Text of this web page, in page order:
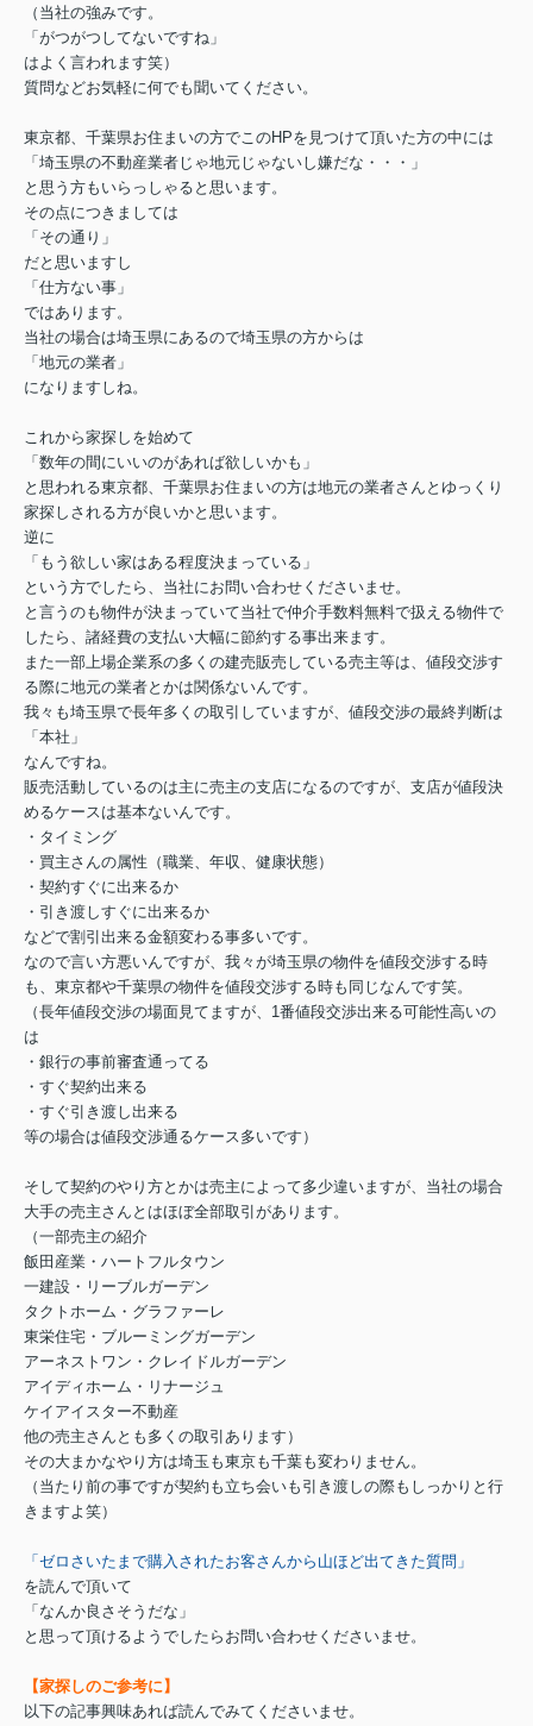
（当社の強みです。
「がつがつしてないですね」
はよく言われます笑）
質問などお気軽に何でも聞いてください。
東京都、千葉県お住まいの方でこのHPを見つけて頂いた方の中には
「埼玉県の不動産業者じゃ地元じゃないし嫌だな・・・」
と思う方もいらっしゃると思います。
その点につきましては
「その通り」
だと思いますし
「仕方ない事」
ではあります。
当社の場合は埼玉県にあるので埼玉県の方からは
「地元の業者」
になりますしね。
これから家探しを始めて
「数年の間にいいのがあれば欲しいかも」
と思われる東京都、千葉県お住まいの方は地元の業者さんとゆっくり
家探しされる方が良いかと思います。
逆に
「もう欲しい家はある程度決まっている」
という方でしたら、当社にお問い合わせくださいませ。
と言うのも物件が決まっていて当社で仲介手数料無料で扱える物件で
したら、諸経費の支払い大幅に節約する事出来ます。
また一部上場企業系の多くの建売販売している売主等は、値段交渉す
る際に地元の業者とかは関係ないんです。
我々も埼玉県で長年多くの取引していますが、値段交渉の最終判断は
「本社」
なんですね。
販売活動しているのは主に売主の支店になるのですが、支店が値段決
めるケースは基本ないんです。
・タイミング
・買主さんの属性（職業、年収、健康状態）
・契約すぐに出来るか
・引き渡しすぐに出来るか
などで割引出来る金額変わる事多いです。
なので言い方悪いんですが、我々が埼玉県の物件を値段交渉する時
も、東京都や千葉県の物件を値段交渉する時も同じなんです笑。
（長年値段交渉の場面見てますが、1番値段交渉出来る可能性高いの
は
・銀行の事前審査通ってる
・すぐ契約出来る
・すぐ引き渡し出来る
等の場合は値段交渉通るケース多いです）
そして契約のやり方とかは売主によって多少違いますが、当社の場合
大手の売主さんとはほぼ全部取引があります。
（一部売主の紹介
飯田産業・ハートフルタウン
一建設・リーブルガーデン
タクトホーム・グラファーレ
東栄住宅・ブルーミングガーデン
アーネストワン・クレイドルガーデン
アイディホーム・リナージュ
ケイアイスター不動産
他の売主さんとも多くの取引あります）
その大まかなやり方は埼玉も東京も千葉も変わりません。
（当たり前の事ですが契約も立ち会いも引き渡しの際もしっかりと行
きますよ笑）
「ゼロさいたまで購入されたお客さんから山ほど出てきた質問」
を読んで頂いて
「なんか良さそうだな」
と思って頂けるようでしたらお問い合わせくださいませ。
【家探しのご参考に】
以下の記事興味あれば読んでみてくださいませ。